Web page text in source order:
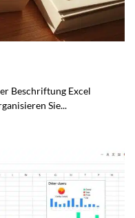
Beschriftung Excel
Sie...